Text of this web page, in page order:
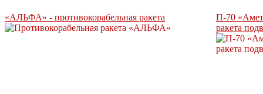
«АЛЬФА» - противокорабельная ракета
П-70
ракета